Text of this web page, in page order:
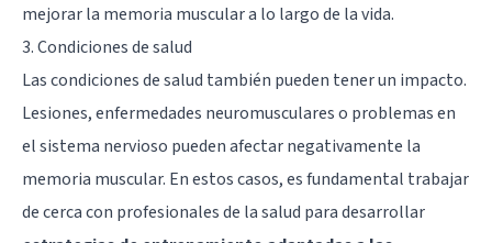
mejorar la memoria muscular a lo largo de la vida.
3. Condiciones de salud
Las condiciones de salud también pueden tener un impacto.
Lesiones, enfermedades neuromusculares o problemas en
el sistema nervioso pueden afectar negativamente la
memoria muscular. En estos casos, es fundamental trabajar
de cerca con profesionales de la salud para desarrollar